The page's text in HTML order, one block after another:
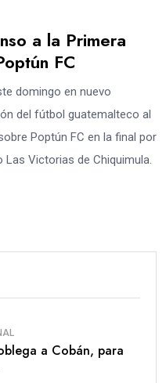
a la Primera
FC
domingo en nuevo
del fútbol guatemalteco al
Poptún FC en la final por
Victorias de Chiquimula.
a Cobán, para